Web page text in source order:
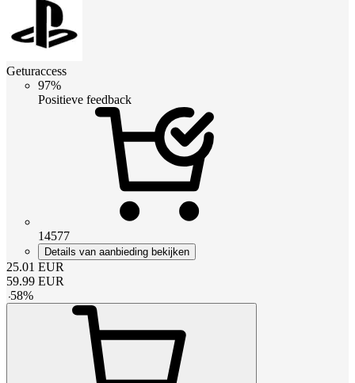
Geturaccess
97%
Positieve feedback
14577
Details van aanbieding bekijken
25.01 EUR
59.99 EUR
-58%